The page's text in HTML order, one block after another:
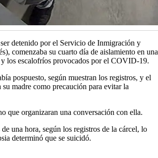
detenido por el Servicio de Inmigración y
comenzaba su cuarto día de aislamiento en una
los escalofríos provocados por el COVID-19.
pospuesto, según muestran los registros, y el
madre como precaución para evitar la
que organizaran una conversación con ella.
una hora, según los registros de la cárcel, lo
determinó que se suicidó.